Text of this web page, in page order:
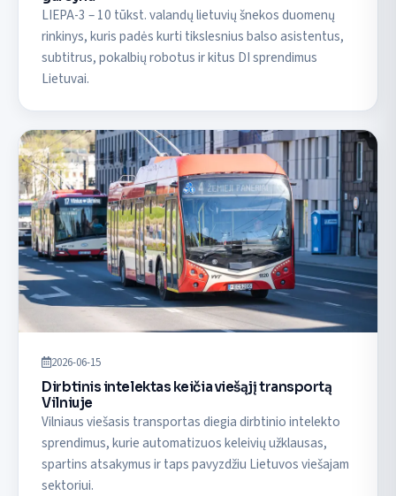
LIEPA-3 – 10 tūkst. valandų lietuvių šnekos duomenų
rinkinys, kuris padės kurti tikslesnius balso asistentus,
subtitrus, pokalbių robotus ir kitus DI sprendimus
Lietuvai.
2026-06-15
Dirbtinis intelektas keičia viešąjį transportą
Vilniuje
Vilniaus viešasis transportas diegia dirbtinio intelekto
sprendimus, kurie automatizuos keleivių užklausas,
spartins atsakymus ir taps pavyzdžiu Lietuvos viešajam
sektoriui.